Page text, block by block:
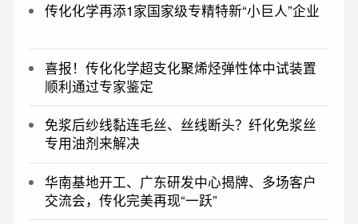
传化化学再添1家国家级专精特新“小巨人”企业
喜报！传化化学超支化聚烯烃弹性体中试装置
顺利通过专家鉴定
免浆后纱线黏连毛丝、丝线断头？纤化免浆丝
专用油剂来解决
华南基地开工、广东研发中心揭牌、多场客户
交流会，传化完美再现“一跃”